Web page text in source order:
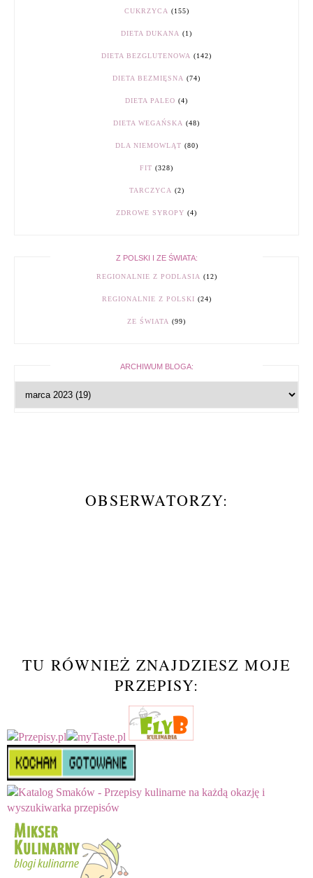
CUKRZYCA (155)
DIETA DUKANA (1)
DIETA BEZGLUTENOWA (142)
DIETA BEZMIĘSNA (74)
DIETA PALEO (4)
DIETA WEGAŃSKA (48)
DLA NIEMOWLĄT (80)
FIT (328)
TARCZYCA (2)
ZDROWE SYROPY (4)
Z POLSKI I ZE ŚWIATA:
REGIONALNIE Z PODLASIA (12)
REGIONALNIE Z POLSKI (24)
ZE ŚWIATA (99)
ARCHIWUM BLOGA:
OBSERWATORZY:
TU RÓWNIEŻ ZNAJDZIESZ MOJE
PRZEPISY: